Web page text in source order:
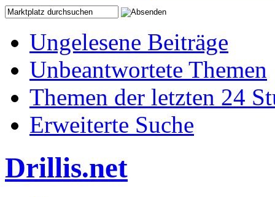
Ungelesene Beiträge
Unbeantwortete Themen
Themen der letzten 24
Erweiterte Suche
Drillis.net